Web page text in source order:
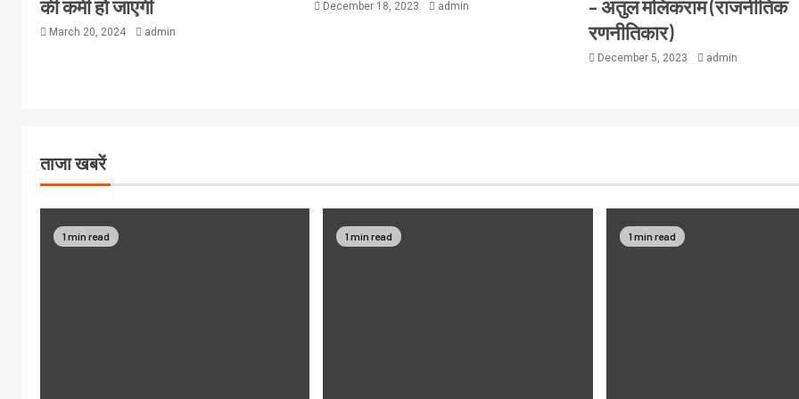
की कमी हो जाएगी
March 20, 2024 admin
December 18, 2023 admin
– अतुल मलिकराम (राजनीतिक
रणनीतिकार)
December 5, 2023 admin
ताजा खबरें
1 min read 1 min read 1 min read